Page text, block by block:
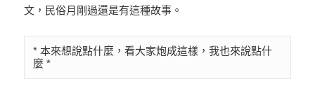
文，民俗月剛過還是有這種故事。
* 本來想說點什麼，看大家炮成這樣，我也來說點什
麼 *